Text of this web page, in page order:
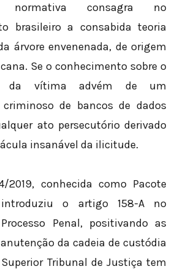
normativa consagra no
brasileiro a consabida teoria
árvore envenenada, de origem
Se o conhecimento sobre o
da vítima advém de um
de bancos de dados
ato persecutório derivado
insanável da ilicitude.
2019, conhecida como Pacote
o artigo 158-A no
Penal, positivando as
da cadeia de custódia
Tribunal de Justiça tem